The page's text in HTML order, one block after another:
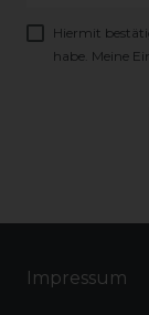
Hiermit
habe. Meine
Impressum